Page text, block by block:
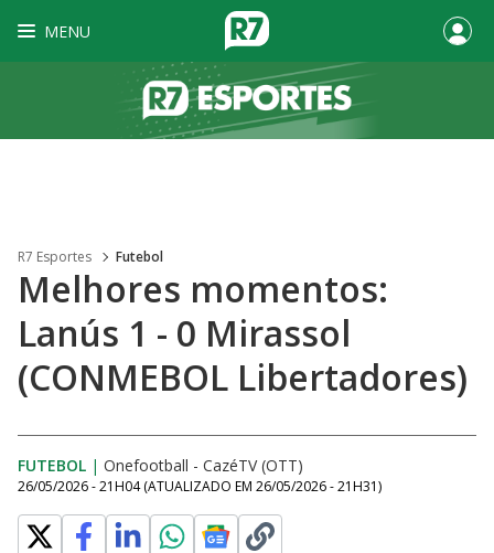
MENU
R7 Esportes Futebol
Melhores momentos:
Lanús 1 - 0 Mirassol
(CONMEBOL Libertadores)
FUTEBOL | Onefootball - CazéTV (OTT)
26/05/2026 - 21H04 (ATUALIZADO EM 26/05/2026 - 21H31)